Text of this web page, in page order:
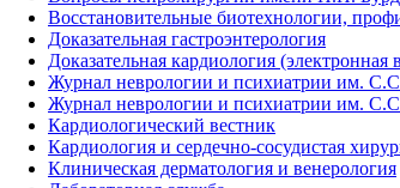
Восстановительные биотехнологии,
Доказательная гастроэнтерология
Доказательная кардиология (электронная
Журнал неврологии и психиатрии им.
Журнал неврологии и психиатрии им.
Кардиологический вестник
Кардиология и сердечно-сосудистая
Клиническая дерматология и венерология